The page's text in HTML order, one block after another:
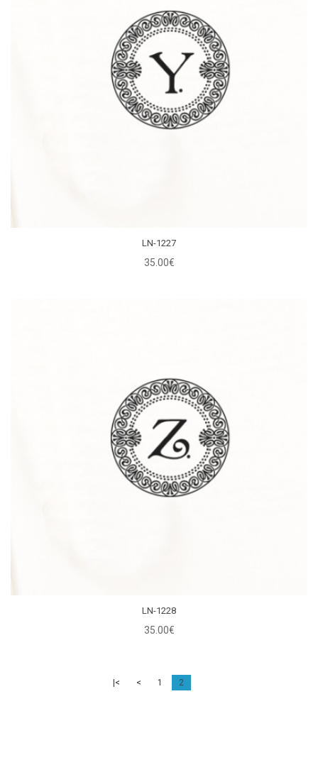
LN-1227
35.00€
LN-1228
35.00€
|< < 1 2